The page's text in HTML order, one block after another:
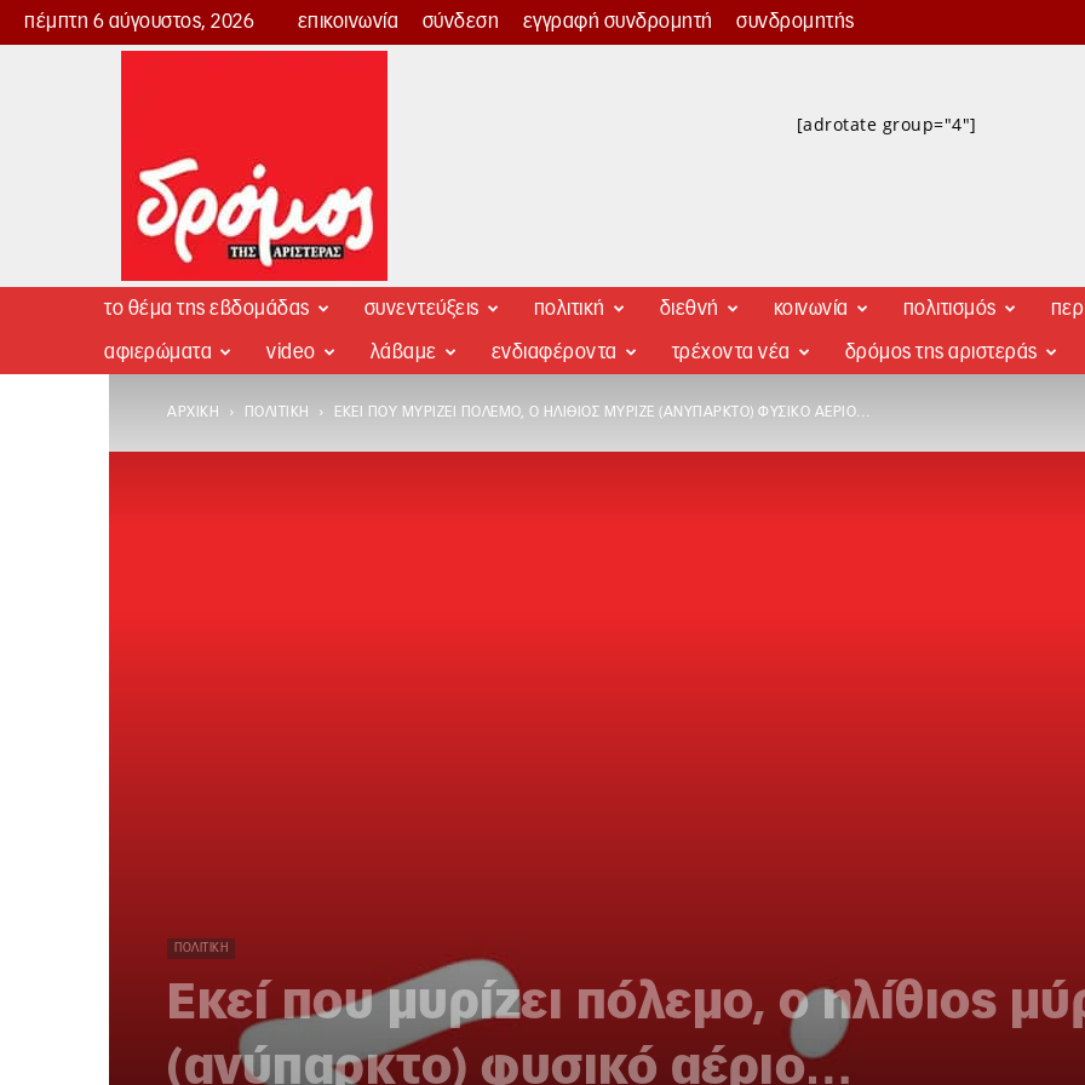
πέμπτη 6 αύγουστος, 2026 επικοινωνία σύνδεση εγγραφή συνδρομητή συνδρομητής
Δρόμος
[adrotate group="4"]
το θέμα της εβδομάδας συνεντεύξεις πολιτική διεθνή κοινωνία πολιτισμός
αφιερώματα video λάβαμε ενδιαφέροντα τρέχοντα νέα δρόμος της αριστεράς
ΑΡΧΙΚΉ ΠΟΛΙΤΙΚΉ ΕΚΕΊ ΠΟΥ ΜΥΡΊΖΕΙ ΠΌΛΕΜΟ, Ο ΗΛΊΘΙΟΣ ΜΎΡΙΖΕ (ΑΝΎΠΑΡΚΤΟ) ΦΥΣΙΚΌ ΑΈΡΙΟ…
ΠΟΛΙΤΙΚΉ
Εκεί που μυρίζει πόλεμο, ο ηλίθιος
(ανύπαρκτο) φυσικό αέριο…